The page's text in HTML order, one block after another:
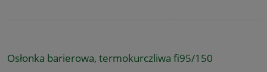
Osłonka barierowa, termokurczliwa fi95/150